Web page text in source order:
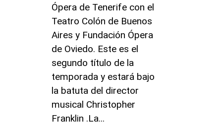
Ópera de Tenerife con el
Teatro Colón de Buenos
Aires y Fundación Ópera
de Oviedo. Este es el
segundo título de la
temporada y estará bajo
la batuta del director
musical Christopher
Franklin .La